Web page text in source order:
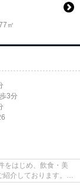
㎡
3分
をはじめ、飲食・美
介しております。